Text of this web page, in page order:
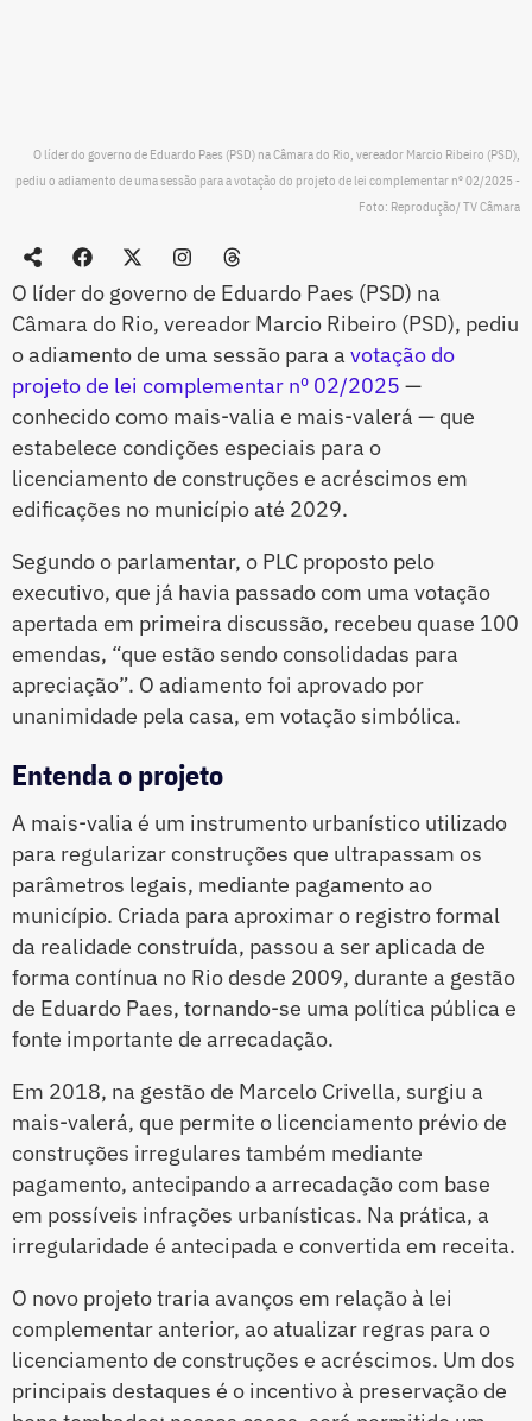
O líder do governo de Eduardo Paes (PSD) na Câmara do Rio, vereador Marcio Ribeiro (PSD),
pediu o adiamento de uma sessão para a votação do projeto de lei complementar nº 02/2025 -
Foto: Reprodução/ TV Câmara
O líder do governo de Eduardo Paes (PSD) na
Câmara do Rio, vereador Marcio Ribeiro (PSD), pediu
o adiamento de uma sessão para a votação do
projeto de lei complementar nº 02/2025 —
conhecido como mais-valia e mais-valerá — que
estabelece condições especiais para o
licenciamento de construções e acréscimos em
edificações no município até 2029.
Segundo o parlamentar, o PLC proposto pelo
executivo, que já havia passado com uma votação
apertada em primeira discussão, recebeu quase 100
emendas, “que estão sendo consolidadas para
apreciação”. O adiamento foi aprovado por
unanimidade pela casa, em votação simbólica.
Entenda o projeto
A mais-valia é um instrumento urbanístico utilizado
para regularizar construções que ultrapassam os
parâmetros legais, mediante pagamento ao
município. Criada para aproximar o registro formal
da realidade construída, passou a ser aplicada de
forma contínua no Rio desde 2009, durante a gestão
de Eduardo Paes, tornando-se uma política pública e
fonte importante de arrecadação.
Em 2018, na gestão de Marcelo Crivella, surgiu a
mais-valerá, que permite o licenciamento prévio de
construções irregulares também mediante
pagamento, antecipando a arrecadação com base
em possíveis infrações urbanísticas. Na prática, a
irregularidade é antecipada e convertida em receita.
O novo projeto traria avanços em relação à lei
complementar anterior, ao atualizar regras para o
licenciamento de construções e acréscimos. Um dos
principais destaques é o incentivo à preservação de